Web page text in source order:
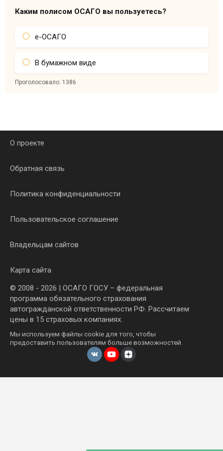
Каким полисом ОСАГО вы пользуетесь?
е-ОСАГО
В бумажном виде
Проголосовало: 1386
О проекте
Обратная связь
Политика конфиденциальности
Пользовательское соглашение
Владельцам сайтов
Карта сайта
© 2008 - 2026 | ОСАГО ГОСУ – федеральная
программа обязательного страхования
автогражданской ответственности РФ. Рассчитаем
цены в 15 страховых компаниях.
Мы используем файлы cookie для того, чтобы
предоставить пользователям больше возможностей.